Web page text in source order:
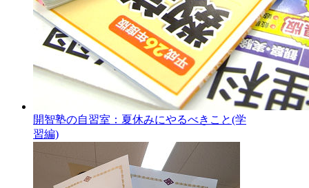
開智塾の自習室：夏休みにやるべきこと(学
習編)